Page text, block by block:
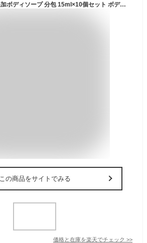
シャボン玉石けん 無添加ボディソープ 分包 15ml×10個セット ボディ用石鹸 せっけん トライアル お試し 旅行 出張【メール便送料込】
この商品をサイトでみる
価格と在庫を楽天でチェック >>